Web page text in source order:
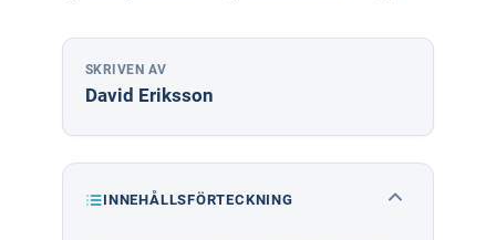
SKRIVEN AV
David Eriksson
INNEHÅLLSFÖRTECKNING